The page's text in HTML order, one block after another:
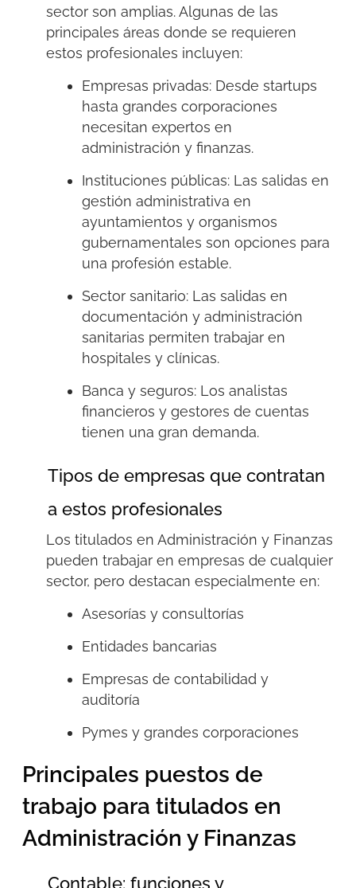
sector son amplias. Algunas de las
principales áreas donde se requieren
estos profesionales incluyen:
Empresas privadas:Desde startups
hasta grandes corporaciones
necesitan expertos en
administración y finanzas.
Instituciones públicas:Las salidas en
gestión administrativa en
ayuntamientos y organismos
gubernamentales son opciones para
una profesión estable.
Sector sanitario:Las salidas en
documentación y administración
sanitarias permiten trabajar en
hospitales y clínicas.
Banca y seguros:Los analistas
financieros y gestores de cuentas
tienen una gran demanda.
Tipos de empresas que contratan
a estos profesionales
Los titulados en Administración y Finanzas
pueden trabajar en empresas de cualquier
sector, pero destacan especialmente en:
Asesorías y consultorías
Entidades bancarias
Empresas de contabilidad y
auditoría
Pymes y grandes corporaciones
Principales puestos de
trabajo para titulados en
Administración y Finanzas
Contable: funciones y